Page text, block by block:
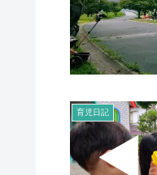
育児日記